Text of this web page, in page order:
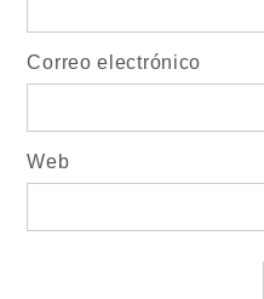
Correo electrónico
Web